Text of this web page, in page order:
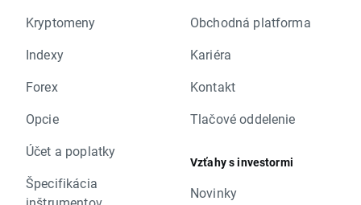
Kryptomeny
Indexy
Forex
Opcie
Účet a poplatky
Špecifikácia
Obchodná platforma
Kariéra
Kontakt
Tlačové oddelenie
Vzťahy s investormi
Novinky